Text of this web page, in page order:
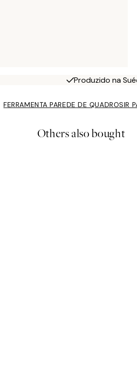
Produzido na
FERRAMENTA PAREDE DE QUADROSIR
Others also bought